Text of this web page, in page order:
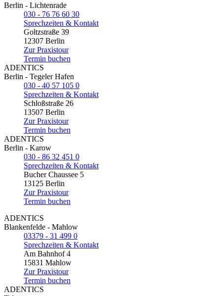
Berlin - Lichtenrade
030 - 76 76 60 30
Sprechzeiten & Kontakt
Goltzstraße 39
12307 Berlin
Zur Praxistour
Termin buchen
ADENTICS
Berlin - Tegeler Hafen
030 - 40 57 105 0
Sprechzeiten & Kontakt
Schloßstraße 26
13507 Berlin
Zur Praxistour
Termin buchen
ADENTICS
Berlin - Karow
030 - 86 32 451 0
Sprechzeiten & Kontakt
Bucher Chaussee 5
13125 Berlin
Zur Praxistour
Termin buchen
ADENTICS
Blankenfelde - Mahlow
03379 - 31 499 0
Sprechzeiten & Kontakt
Am Bahnhof 4
15831 Mahlow
Zur Praxistour
Termin buchen
ADENTICS